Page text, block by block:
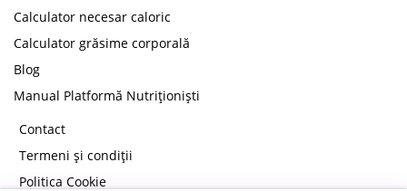
Calculator necesar caloric
Calculator grăsime corporală
Blog
Manual Platformă Nutriționiști
Contact
Termeni și condiții
Politica Cookie